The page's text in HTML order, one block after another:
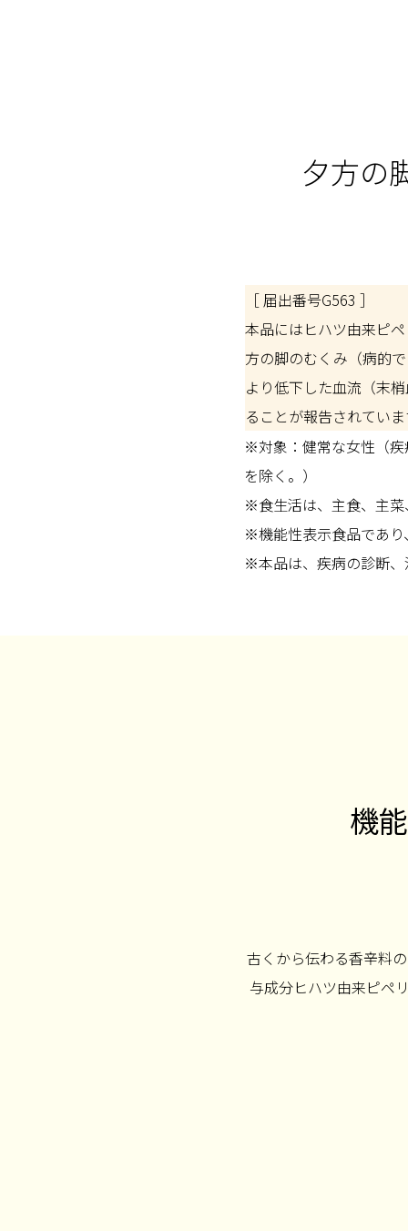
夕方の
［ 届出番号G563 ］
本品にはヒハツ由来ピ
方の脚のむくみ（病的
より低下した血流（末
ることが報告されてい
※対象：健常な女性（
を除く。）
※食生活は、主食、主
※機能性表示食品であ
※本品は、疾病の診断
機
古くから伝わる香辛料
与成分ヒハツ由来ピペ